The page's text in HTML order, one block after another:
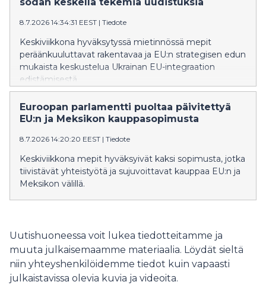
8.7.2026 14:34:31 EEST | Tiedote
Keskiviikkona hyväksytyssä mietinnössä mepit
peräänkuuluttavat rakentavaa ja EU:n strategisen edun
mukaista keskustelua Ukrainan EU-integraation
edistämisestä.
Euroopan parlamentti puoltaa päivitettyä
EU:n ja Meksikon kauppasopimusta
8.7.2026 14:20:20 EEST | Tiedote
Keskiviikkona mepit hyväksyivät kaksi sopimusta, jotka
tiivistävät yhteistyötä ja sujuvoittavat kauppaa EU:n ja
Meksikon välillä.
Uutishuoneessa voit lukea tiedotteitamme ja
muuta julkaisemaamme materiaalia. Löydät sieltä
niin yhteyshenkilöidemme tiedot kuin vapaasti
julkaistavissa olevia kuvia ja videoita.